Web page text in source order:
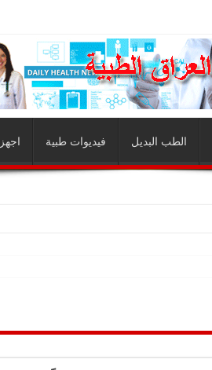
الطب البديل فيديوات طبية